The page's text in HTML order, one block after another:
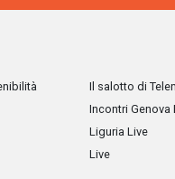
Il salotto di
Incontri Genova
Liguria Live
Live